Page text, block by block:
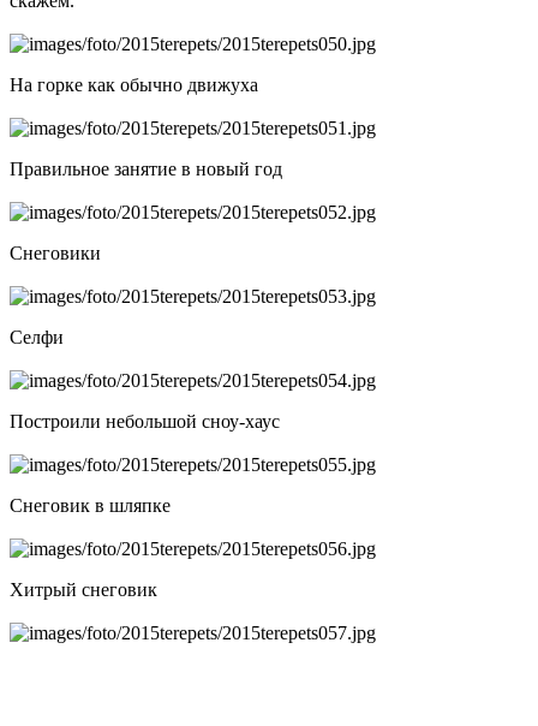
На горке как обычно движуха
Правильное занятие в новый год
Снеговики
Селфи
Построили небольшой сноу-хаус
Снеговик в шляпке
Хитрый снеговик